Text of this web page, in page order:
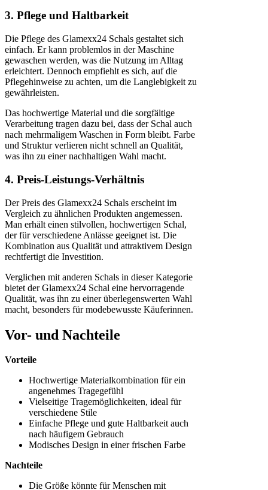
3. Pflege und Haltbarkeit
Die Pflege des Glamexx24 Schals gestaltet sich
einfach. Er kann problemlos in der Maschine
gewaschen werden, was die Nutzung im Alltag
erleichtert. Dennoch empfiehlt es sich, auf die
Pflegehinweise zu achten, um die Langlebigkeit zu
gewährleisten.
Das hochwertige Material und die sorgfältige
Verarbeitung tragen dazu bei, dass der Schal auch
nach mehrmaligem Waschen in Form bleibt. Farbe
und Struktur verlieren nicht schnell an Qualität,
was ihn zu einer nachhaltigen Wahl macht.
4. Preis-Leistungs-Verhältnis
Der Preis des Glamexx24 Schals erscheint im
Vergleich zu ähnlichen Produkten angemessen.
Man erhält einen stilvollen, hochwertigen Schal,
der für verschiedene Anlässe geeignet ist. Die
Kombination aus Qualität und attraktivem Design
rechtfertigt die Investition.
Verglichen mit anderen Schals in dieser Kategorie
bietet der Glamexx24 Schal eine hervorragende
Qualität, was ihn zu einer überlegenswerten Wahl
macht, besonders für modebewusste Käuferinnen.
Vor- und Nachteile
Vorteile
Hochwertige Materialkombination für ein
angenehmes Tragegefühl
Vielseitige Tragemöglichkeiten, ideal für
verschiedene Stile
Einfache Pflege und gute Haltbarkeit auch
nach häufigem Gebrauch
Modisches Design in einer frischen Farbe
Nachteile
Die Größe könnte für Menschen mit